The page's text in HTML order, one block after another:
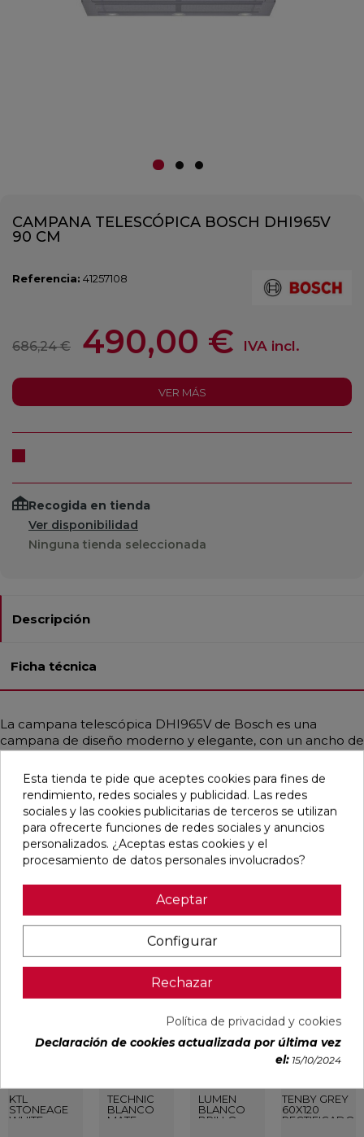
CAMPANA TELESCÓPICA BOSCH DHI965V
90 CM
Referencia: 41257108
686,24 € 490,00 € IVA incl.
VER MÁS
Recogida en tienda
Ver disponibilidad
Ninguna tienda seleccionada
Descripción
Ficha técnica
La campana telescópica DHI965V de Bosch es una
campana de diseño moderno y elegante, con un ancho de
m³/h, lo que garantiza una buena calidad del aire en la
cocina de manera rápida. La iluminación halógena
proporciona gran visibilidad sobre la zona de cocción. La
campana cuenta con una función de potencia intensiva
con retracción automática, que restablece la aspiración
tras 10 minutos de funcionamiento intensivo. Además,
cuenta con la función Extra Silencio, que permite un alto
rendimiento con una potencia sonora de solo 58 dB. Esta
campana es parte de la serie 8.
Productos relacionados
KTL
STONEAGE
WHITE
TECHNIC
BLANCO
MATE
favorite
LUMEN
BLANCO
BRILLO
favorite
TENBY GREY
60X120
RECTIFICADO
favorite
Esta tienda te pide que aceptes cookies para fines de
rendimiento, redes sociales y publicidad. Las redes
sociales y las cookies publicitarias de terceros se utilizan
para ofrecerte funciones de redes sociales y anuncios
personalizados. ¿Aceptas estas cookies y el
procesamiento de datos personales involucrados?
Aceptar
Configurar
Rechazar
Política de privacidad y cookies
Declaración de cookies actualizada por última vez
el: 15/10/2024